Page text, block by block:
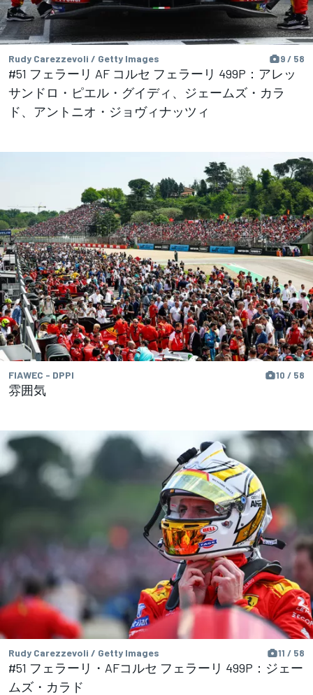
Rudy Carezzevoli / Getty Images 9 / 58
#51 フェラーリ AF コルセ フェラーリ 499P：アレッ
サンドロ・ピエル・グイディ、ジェームズ・カラ
ド、アントニオ・ジョヴィナッツィ
FIAWEC - DPPI 10 / 58
雰囲気
Rudy Carezzevoli / Getty Images 11 / 58
#51 フェラーリ・AFコルセ フェラーリ 499P：ジェー
ムズ・カラド